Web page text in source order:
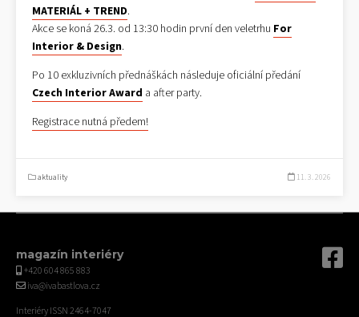
MATERIÁL + TREND.
Akce se koná 26.3. od 13:30 hodin první den veletrhu For
Interior & Design.
Po 10 exkluzivních přednáškách následuje oficiální předání
Czech Interior Award a after party.
Registrace nutná předem!
aktuality 11. 3. 2026
magazín interiéry
+420 604 865 883
iva@ivabastlova.cz
Interiéry ISSN 2464-7047